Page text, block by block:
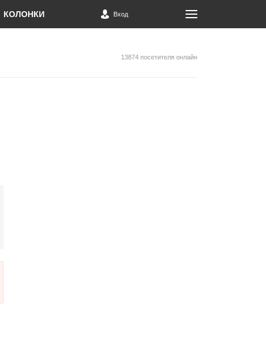
КОЛОНКИ Вход
13874 посетителя онлайн